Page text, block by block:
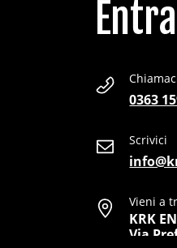
0363
Scrivici
Vieni a
KRK
Via